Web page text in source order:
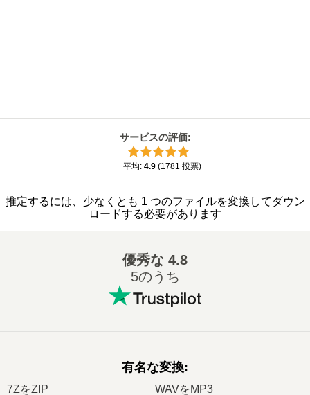
サービスの評価:
平均: 4.9 (1781 投票)
推定するには、少なくとも 1 つのファイルを変換してダウン
ロードする必要があります
優秀な 4.8
5のうち
有名な変換:
7ZをZIP WAVをMP3